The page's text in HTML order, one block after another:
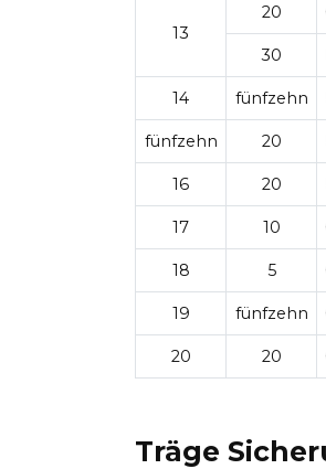
13
20
30
14 fünfzehn
fünfzehn 20
16 20
17 10
18 5
19 fünfzehn
20 20
Träge